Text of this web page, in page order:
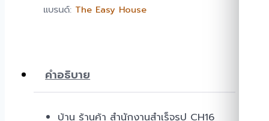
แบรนด์: The Easy House
คำอธิบาย
บ้าน ร้านค้า สำนักงานสำเร็จรูป CH16